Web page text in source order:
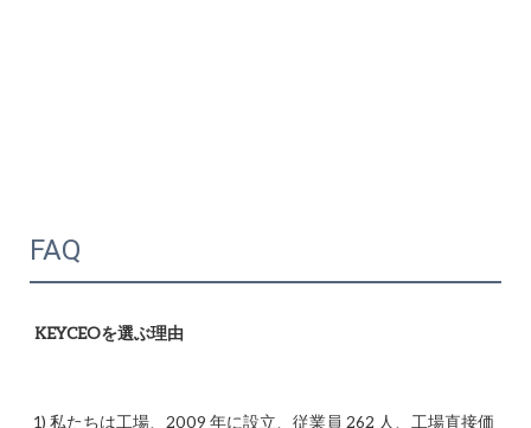
FAQ
1) 私たちは工場、2009 年に設立、従業員 262 人、工場直接価